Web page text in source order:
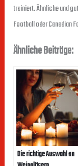
trainiert. Ähnliche und
Football oder Canadian
Ähnliche Beiträge:
Die richtige Auswahl an